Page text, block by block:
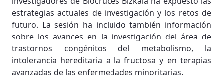
estrategias actuales de investigación y los retos de
futuro. La sesión ha incluido también información
sobre los avances en la investigación del área de
trastornos congénitos del metabolismo, la
intolerancia hereditaria a la fructosa y en terapias
avanzadas de las enfermedades minoritarias.